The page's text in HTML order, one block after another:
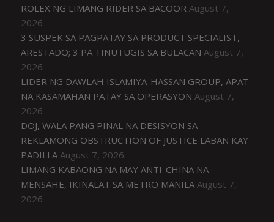
ROLEX NG LIMANG RIDER SA BACOOR August 7,
2026
3 SUSPEK SA PAGPATAY SA PRODUCT SPECIALIST,
ARESTADO; 3 PA TINUTUGIS SA BULACAN August 7,
2026
LIDER NG DAWLAH ISLAMIYA-HASSAN GROUP, APAT
NA KASAMAHAN PATAY SA OPERASYON August 7,
2026
DOJ, WALA PANG PINAL NA DESISYON SA
REKLAMONG OBSTRUCTION OF JUSTICE LABAN KAY
PADILLA August 7, 2026
LIMANG KABAONG NA MAY ANTI-CHINA NA
MENSAHE, IKINALAT SA METRO MANILA August 7,
2026